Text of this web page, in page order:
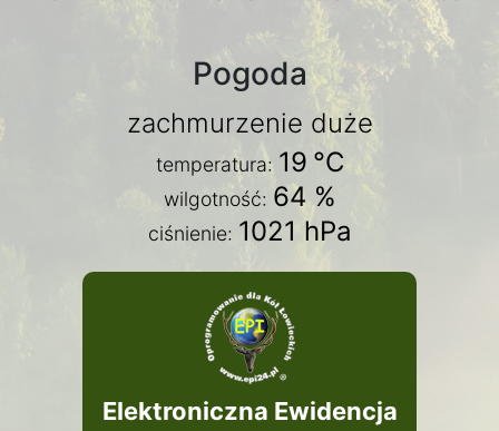
Pogoda
zachmurzenie duże
temperatura: 19 °C
wilgotność: 64 %
ciśnienie: 1021 hPa
Elektroniczna Ewidencja